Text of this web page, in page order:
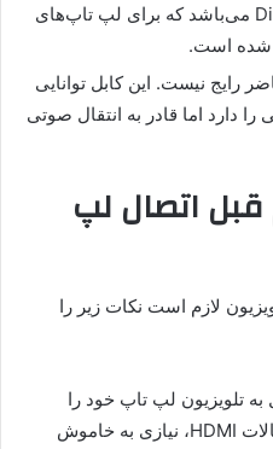
نسخه کوچکتر از DisplayPort می‌باشد که برای لپ تاپ‌های
شده است.
رایج نیست. این کابل توانایی
دارد اما قادر به انتقال صوتی
اتصال لپ
لازم است نکات زیر را
تلویزیون لپ تاپ خود را
خاموش کنید. البته برای اتصالات HDMI، نیازی به خاموش